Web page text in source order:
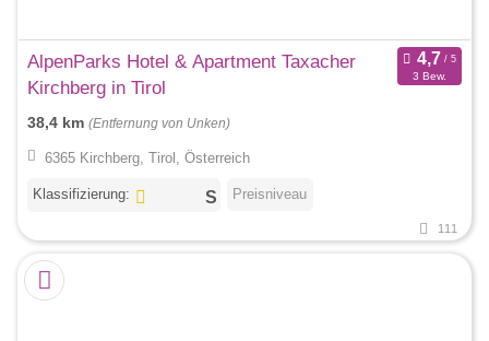
AlpenParks Hotel & Apartment Taxacher
Kirchberg in Tirol
3 Bew.
38,4 km (Entfernung von Unken)
6365 Kirchberg, Tirol, Österreich
Klassifizierung: Preisniveau
111